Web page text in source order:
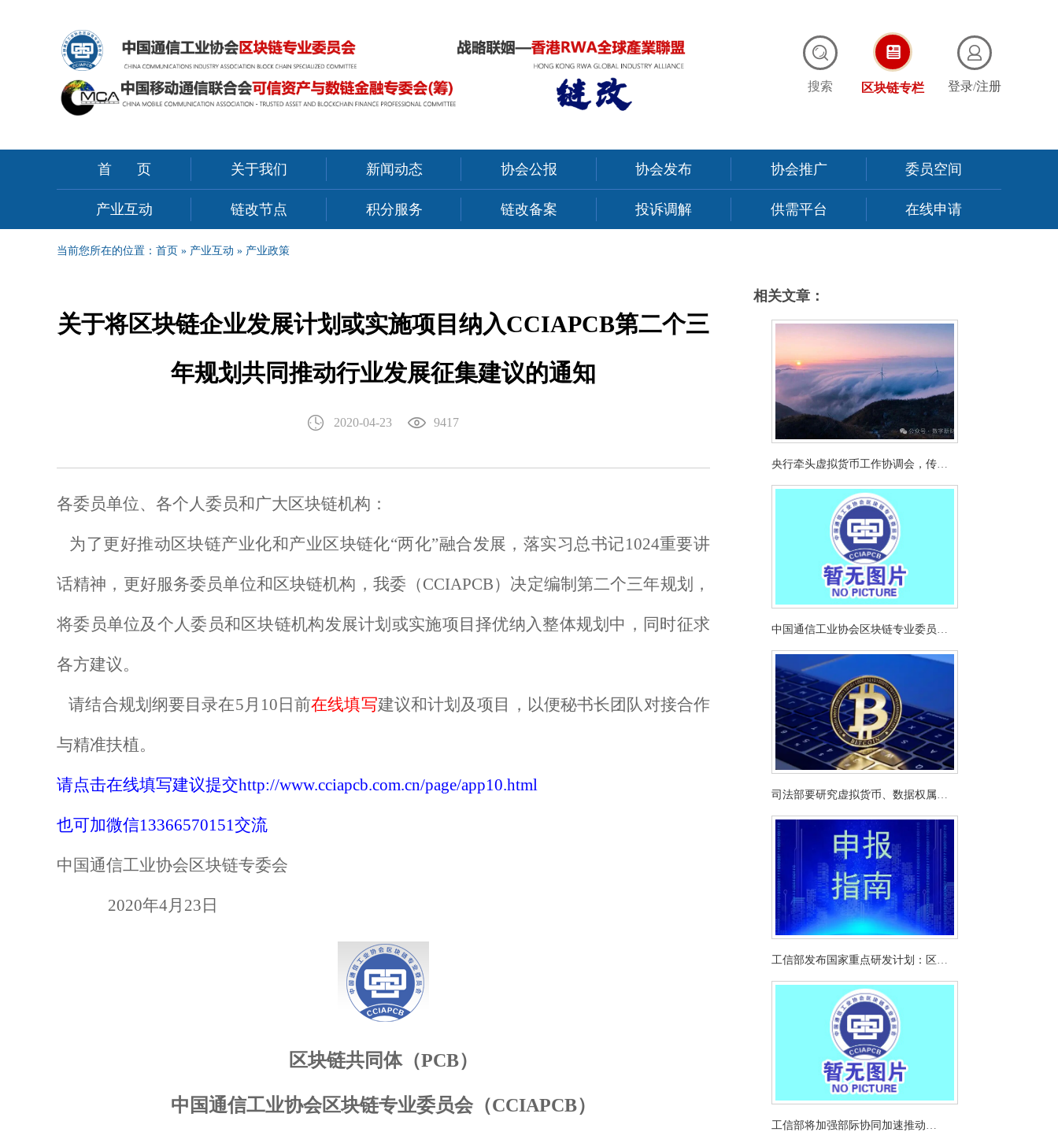
搜索 区块链专栏 登录/注册
首页 关于我们 新闻动态 协会公报 协会发布 协会推广 委员空间
产业互动 链改节点 积分服务 链改备案 投诉调解 供需平台 在线申请
当前您所在的位置： 首页 » 产业互动 » 产业政策
关于将区块链企业发展计划或实施项目纳入CCIAPCB第二个三
年规划共同推动行业发展征集建议的通知
2020-04-23 9417
各委员单位、各个人委员和广大区块链机构：
为了更好推动区块链产业化和产业区块链化“两化”融合发展，落实习总书记1024重要讲
话精神，更好服务委员单位和区块链机构，我委（CCIAPCB）决定编制第二个三年规划，
将委员单位及个人委员和区块链机构发展计划或实施项目择优纳入整体规划中，同时征求
各方建议。
请结合规划纲要目录在5月10日前在线填写建议和计划及项目，以便秘书长团队对接合作
与精准扶植。
请点击在线填写建议提交http://www.cciapcb.com.cn/page/app10.html
也可加微信13366570151交流
中国通信工业协会区块链专委会
2020年4月 23 日
区块链共同体（PCB）
中国通信工业协会区块链专业委员会（CCIAPCB）
相关文章：
央行牵头虚拟货币工作协调会，传达
什么讯息？
中国通信工业协会区块链专业委员会
对香港相关计划的关注与表态
司法部要研究虚拟货币、数据权属等
新问题
工信部发布国家重点研发计划：区块
链等16个重点专项2024年度项目申报
工信部将加强部际协同加速推动